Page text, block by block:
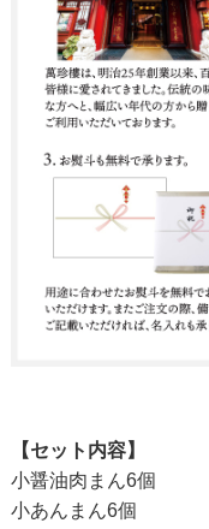
【セット内容】
小醤油肉まん6個
小あんまん6個